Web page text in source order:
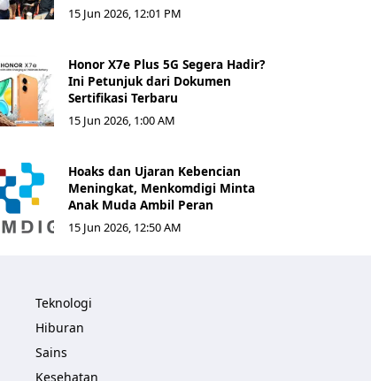
15 Jun 2026, 12:01 PM
Honor X7e Plus 5G Segera Hadir?
Ini Petunjuk dari Dokumen
Sertifikasi Terbaru
15 Jun 2026, 1:00 AM
Hoaks dan Ujaran Kebencian
Meningkat, Menkomdigi Minta
Anak Muda Ambil Peran
15 Jun 2026, 12:50 AM
Teknologi
Hiburan
Sains
Kesehatan